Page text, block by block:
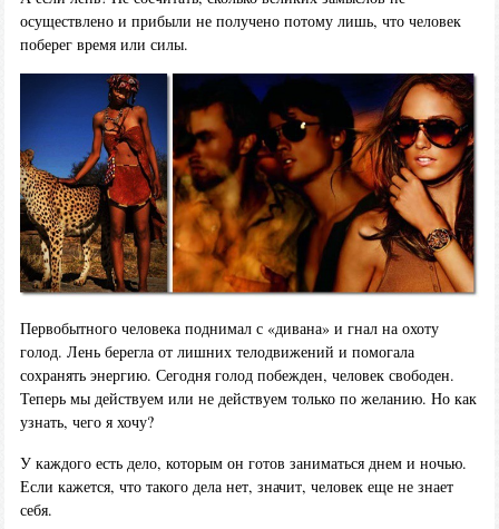
осуществлено и прибыли не получено потому лишь, что человек
поберег время или силы.
Первобытного человека поднимал с «дивана» и гнал на охоту
голод. Лень берегла от лишних телодвижений и помогала
сохранять энергию. Сегодня голод побежден, человек свободен.
Теперь мы действуем или не действуем только по желанию. Но как
узнать, чего я хочу?
У каждого есть дело, которым он готов заниматься днем и ночью.
Если кажется, что такого дела нет, значит, человек еще не знает
себя.